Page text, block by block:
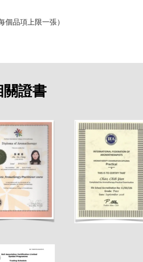
品項上限一張）
關證書